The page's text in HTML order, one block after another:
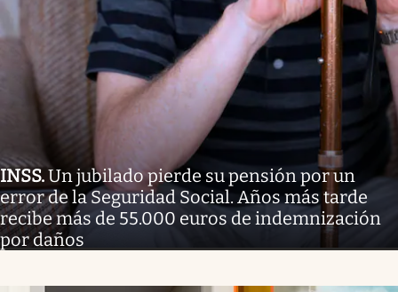
INSS.Un jubilado pierde su pensión por un
error de la Seguridad Social. Años más tarde
recibe más de 55.000 euros de indemnización
por daños